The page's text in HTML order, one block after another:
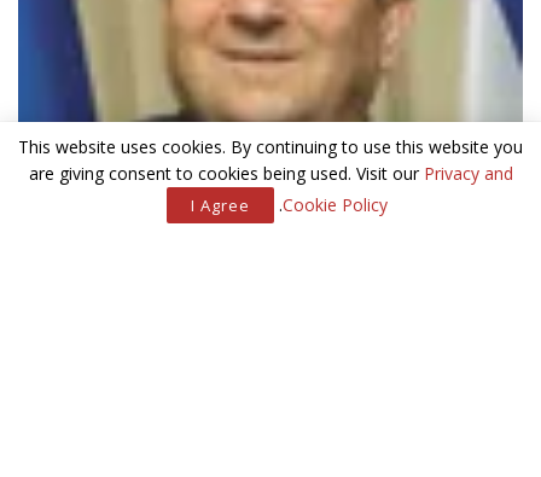
This website uses cookies. By continuing to use this website you
are giving consent to cookies being used. Visit our Privacy and
Cookie Policy
.
I Agree